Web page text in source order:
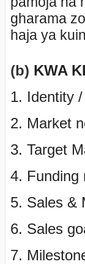
gharama
haja ya
(b) KWA
1. Identity
2. Market
3. Target
4. Funding
5. Sales &
6. Sales
7.